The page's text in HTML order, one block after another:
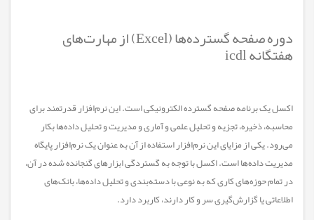
دوره صفحه گسترده‌ها (Excel) از مهارت‌های
هفتگانه icdl
اکسل یک برنامه صفحه گسترده الکترونیکی است. این نرم‌افزار قدرتمند برای
محاسبه، ذخیره، تجزیه و تحلیل علمی و آماری و مدیریت و تحلیل داده‌ها بکار
می‌رود. یکی از مزایای این نرم‌افزار استفاده از آن به عنوان یک نرم‌افزار پایگاه
مدیریت داده‌ها است. اکسل با توجه به گستردگی ابزار‌های گنجانده شده در آن،
در تمام حوزه‌های کاری که به نوعی با دسته‌بندی و تحلیل داده‌ها، بانک‌های
اطلاعاتی یا گزارش‌گیری سر و کار دارند، کاربرد دارد.